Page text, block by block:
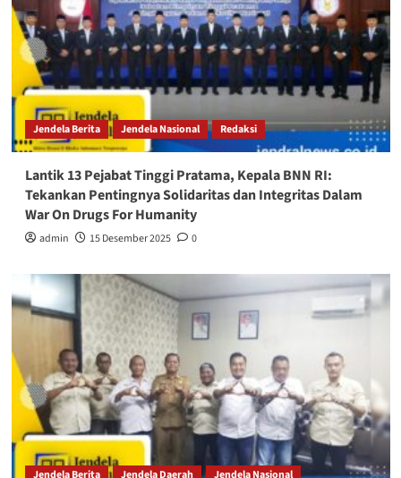
Jendela Berita Jendela Nasional Redaksi
Lantik 13 Pejabat Tinggi Pratama, Kepala BNN RI:
Tekankan Pentingnya Solidaritas dan Integritas Dalam
War On Drugs For Humanity
admin 15 Desember 2025 0
Jendela Berita Jendela Daerah Jendela Nasional